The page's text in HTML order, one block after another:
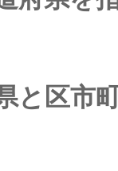
と区市